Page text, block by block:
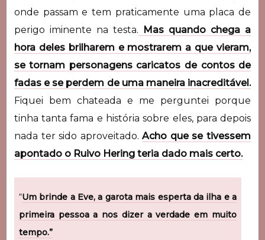
onde passam e tem praticamente uma placa de
perigo iminente na testa. Mas quando chega a
hora deles brilharem e mostrarem a que vieram,
se tornam personagens caricatos de contos de
fadas e se perdem de uma maneira inacreditável.
Fiquei bem chateada e me perguntei porque
tinha tanta fama e história sobre eles, para depois
nada ter sido aproveitado.Acho que se tivessem
apontado o Ruivo Hering teria dado mais certo.
“Um brinde a Eve, a garota mais esperta da ilha e a
primeira pessoa a nos dizer a verdade em muito
tempo.”